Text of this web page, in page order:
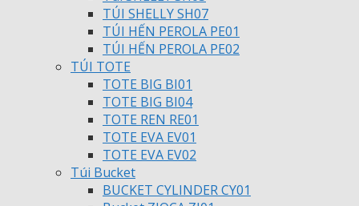
TÚI SHELLY SH07
TÚI HẾN PEROLA PE01
TÚI HẾN PEROLA PE02
TÚI TOTE
TOTE BIG BI01
TOTE BIG BI04
TOTE REN RE01
TOTE EVA EV01
TOTE EVA EV02
Túi Bucket
BUCKET CYLINDER CY01